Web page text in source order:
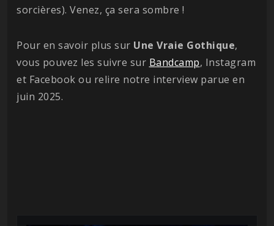
sorcières). Venez, ça sera sombre !
Pour en savoir plus sur Une Vraie Gothique,
vous pouvez les suivre sur Bandcamp, Instagram
et Facebook ou relire notre interview parue en
juin 2025.